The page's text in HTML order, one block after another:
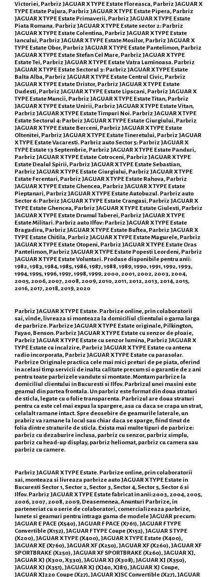
Victoriei, Parbriz JAGUAR X TYPE Estate Floreasca, Parbriz JAGUAR X
TYPE Estate Pajura, Parbriz JAGUAR X TYPE Estate Pipera, Parbriz
JAGUAR X TYPE Estate Primaverii, Parbriz JAGUAR X TYPE Estate
Piata Romana. Parbriz JAGUAR X TYPE Estate sector 2: Parbriz
JAGUAR X TYPE Estate Colentina, Parbriz JAGUAR X TYPE Estate
Iancului, Parbriz JAGUAR X TYPE Estate Mosilor, Parbriz JAGUAR X
TYPE Estate Obor, Parbriz JAGUAR X TYPE Estate Pantelimon, Parbriz
JAGUAR X TYPE Estate Stefan Cel Mare, Parbriz JAGUAR X TYPE
Estate Tei, Parbriz JAGUAR X TYPE Estate Vatra Luminoasa. Parbriz
JAGUAR X TYPE Estate Sectorul 3: Parbriz JAGUAR X TYPE Estate
Balta Alba, Parbriz JAGUAR X TYPE Estate Centrul Civic, Parbriz
JAGUAR X TYPE Estate Dristor, Parbriz JAGUAR X TYPE Estate
Dudesti, Parbriz JAGUAR X TYPE Estate Lipscani, Parbriz JAGUAR X
TYPE Estate Muncii, Parbriz JAGUAR X TYPE Estate Titan, Parbriz
JAGUAR X TYPE Estate Unirii, Parbriz JAGUAR X TYPE Estate Vitan,
Parbriz JAGUAR X TYPE Estate Timpuri Noi. Parbriz JAGUAR X TYPE
Estate Sectorul 4: Parbriz JAGUAR X TYPE Estate Giurgiului, Parbriz
JAGUAR X TYPE Estate Berceni, Parbriz JAGUAR X TYPE Estate
Oltenitei, Parbriz JAGUAR X TYPE Estate Tineretului, Parbriz JAGUAR
X TYPE Estate Vacaresti. Parbriz auto Sector 5: Parbriz JAGUAR X
TYPE Estate 13 Septembrie, Parbriz JAGUAR X TYPE Estate Panduri,
Parbriz JAGUAR X TYPE Estate Cotroceni, Parbriz JAGUAR X TYPE
Estate Dealul Spirii, Parbriz JAGUAR X TYPE Estate Sebastian,
Parbriz JAGUAR X TYPE Estate Giurgiului, Parbriz JAGUAR X TYPE
Estate Ferentari, Parbriz JAGUAR X TYPE Estate Rahova, Parbriz
JAGUAR X TYPE Estate Ghencea, Parbriz JAGUAR X TYPE Estate
Pieptanari, Parbriz JAGUAR X TYPE Estate Autobuzul. Parbriz auto
Sector 6: Parbriz JAGUAR X TYPE Estate Crangasi, Parbriz JAGUAR X
TYPE Estate Ghencea, Parbriz JAGUAR X TYPE Estate Giulesti, Parbriz
JAGUAR X TYPE Estate Drumul Taberei, Parbriz JAGUAR X TYPE
Estate Militari. Parbriz auto Ilfov: Parbriz JAGUAR X TYPE Estate
Bragadiru, Parbriz JAGUAR X TYPE Estate Buftea, Parbriz JAGUAR X
TYPE Estate Chitila, Parbriz JAGUAR X TYPE Estate Magurele, Parbriz
JAGUAR X TYPE Estate Otopeni, Parbriz JAGUAR X TYPE Estate Oras
Pantelimon, Parbriz JAGUAR X TYPE Estate Popesti Leordeni, Parbriz
JAGUAR X TYPE Estate Voluntari. Produse disponibile pentru anii:
1982, 1983, 1984, 1985, 1986, 1987, 1988, 1989, 1990, 1991, 1992, 1993,
1994, 1995, 1996, 1997, 1998, 1999, 2000, 2001, 2002, 2003, 2004,
2005, 2006, 2007, 2008, 2009, 2010, 2011, 2012, 2013, 2014, 2015,
2016, 2017, 2018, 2019, 2020
Parbriz JAGUAR X TYPE Estate. Parbrize online, prin colaboratorii
sai, vinde, livreaza si monteaza la domiciliul clientului o gama larga
de parbrize. Parbrize JAGUAR X TYPE Estate originale, Pilkington,
Fuyao, Benson. Parbriz JAGUAR X TYPE Estate cu senzor de ploaie,
Parbriz JAGUAR X TYPE Estate cu senzor lumina, Parbriz JAGUAR X
TYPE Estate cu incalzire, Parbriz JAGUAR X TYPE Estate cu antena
radio incorporata, Parbriz JAGUAR X TYPE Estate cu parasolar.
Parbrize Originale practica cele mai mici preturi de pe piata, oferind
in acelasi timp servicii de inalta calitate precum si o garantie de 2 ani
pentru toate parbrizele vandute si montate. Montam parbrize la
domiciliul clientului in Bucuresti si Ilfov. Parbrizul unei masini este
geamul din partea frontala. Un parbriz este format din doua straturi
de sticla, legate cu o folie transparenta. Parbrizul are doua straturi
pentru ca este cel mai expus la spargere, asa ca daca se crapa un strat,
celalalt ramane intact. Spre deosebire de geamurile laterale, un
prabriz va ramane la locul sau chiar daca se sparge, fiind tinut de
folia dintre straturile de sticla. Exista mai multe tipuri de parbrize:
parbriz cu dezaburire inclusa, parbriz cu senzor, parbriz simplu,
parbriz cu head-up display, parbriz heliomat, parbriz cu camera sau
parbriz cu camere.
Parbriz JAGUAR X TYPE Estate. Parbrize online, prin colaboratorii
sai, monteaza si livreaza parbrize auto JAGUAR X TYPE Estate in
Bucuresti Sector 1, Sector 2, Sector 3, Sector 4, Sector 5, Sector 6 si
Ilfov. Parbriz JAGUAR X TYPE Estate fabricat in anii:2003, 2004, 2005,
2006, 2007, 2008, 2009, Deasemenea, Anunturi Parbrize, in
parteneriat cu o serie de colaboratori, comercializeaza parbrize,
lunete si geamuri pentru intraga gama de modele JAGUAR precum:
JAGUAR E PACE (X540), JAGUAR F PACE (X761), JAGUAR F TYPE
Convertible (X152), JAGUAR F TYPE Coupe (X152), JAGUAR S TYPE
(X200), JAGUAR X TYPE (X400), JAGUAR X TYPE Estate (X400),
JAGUAR XE (X760), JAGUAR XF (X250), JAGUAR XF (X260), JAGUAR XF
SPORTBRAKE (X250), JAGUAR XF SPORTBRAKE (X260), JAGUAR XJ,
JAGUAR XJ (X300, X330), JAGUAR XJ (X308), JAGUAR XJ (X350),
JAGUAR XJ (X351), JAGUAR XJ (XJ40, XJ81), JAGUAR XJ Coupe,
JAGUAR XJ220 Coupe (X27), JAGUAR XJSC Convertible (X27), JAGUAR